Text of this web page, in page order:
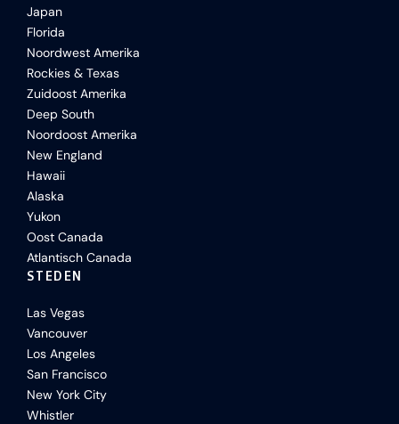
Japan
Florida
Noordwest Amerika
Rockies & Texas
Zuidoost Amerika
Deep South
Noordoost Amerika
New England
Hawaii
Alaska
Yukon
Oost Canada
Atlantisch Canada
STEDEN
Las Vegas
Vancouver
Los Angeles
San Francisco
New York City
Whistler